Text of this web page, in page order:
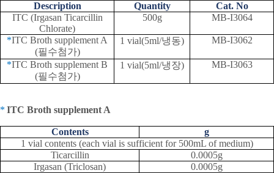
Description Quantity
Cat. No
ITC (Irgasan Ticarcillin
Chlorate)
500g MB-I3064
*ITC Broth supplement A
(필수첨가)
1 vial(5ml/냉동) MB-I3062
*ITC Broth supplement B
(필수첨가)
1 vial(5ml/냉장) MB-I3063
* ITC Broth supplement A
Contents
g
1 vial contents (each vial is sufficient for 500mL of medium)
Ticarcillin
0.0005g
Irgasan (Triclosan)
0.0005g